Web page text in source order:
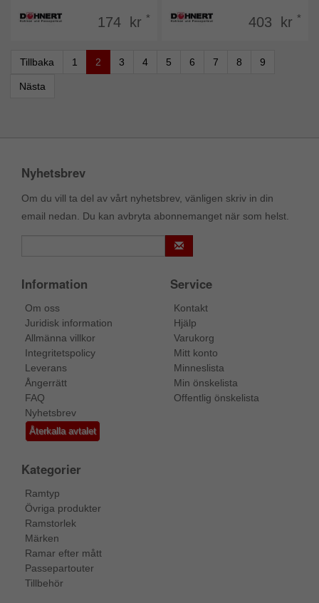
174 kr * 403 kr *
Tillbaka 1 2 3 4 5 6 7 8 9
Nästa
Nyhetsbrev
Om du vill ta del av vårt nyhetsbrev, vänligen skriv in din
email nedan. Du kan avbryta abonnemanget när som helst.
Information
Om oss
Juridisk information
Allmänna villkor
Integritetspolicy
Leverans
Ångerrätt
FAQ
Nyhetsbrev
Återkalla avtalet
Service
Kontakt
Hjälp
Varukorg
Mitt konto
Minneslista
Min önskelista
Offentlig önskelista
Kategorier
Ramtyp
Övriga produkter
Ramstorlek
Märken
Ramar efter mått
Passepartouter
Tillbehör